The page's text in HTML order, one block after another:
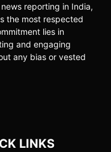
reporting in India,
the most respected
lies in
and engaging
any bias or vested
LINKS